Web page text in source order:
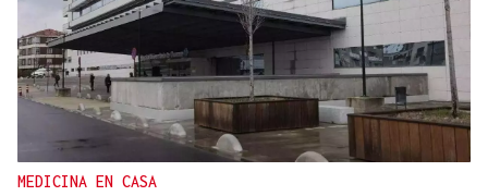
MEDICINA EN CASA